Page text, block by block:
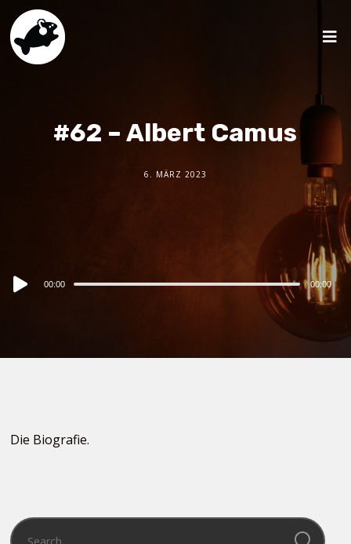
#62 – Albert Camus
6. MÄRZ 2023
Audio
00:00 00:00
Die Biografie.